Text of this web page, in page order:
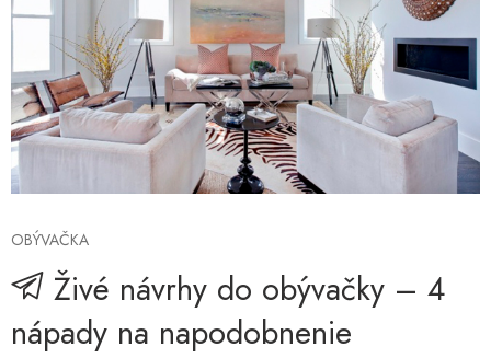
OBÝVAČKA
Živé návrhy do obývačky – 4
nápady na napodobnenie